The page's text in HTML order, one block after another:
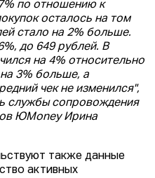
по отношению к
осталось на том
стало на 2% больше.
до 649 рублей. В
на 4% относительно
3% больше, а
чек не изменился",
службы сопровождения
ЮMoney Ирина
также данные
активных